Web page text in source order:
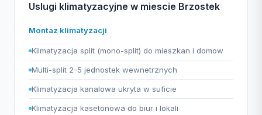
Uslugi klimatyzacyjne w miescie Brzostek
Montaz klimatyzacji
Klimatyzacja split (mono-split) do mieszkan i domow
Multi-split 2-5 jednostek wewnetrznych
Klimatyzacja kanalowa ukryta w suficie
Klimatyzacja kasetonowa do biur i lokali